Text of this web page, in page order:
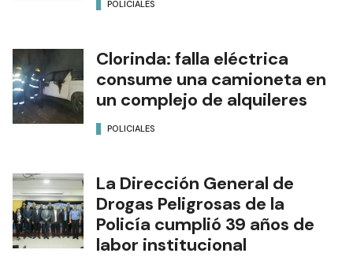
POLICIALES
Clorinda: falla eléctrica
consume una camioneta en
un complejo de alquileres
POLICIALES
La Dirección General de
Drogas Peligrosas de la
Policía cumplió 39 años de
labor institucional